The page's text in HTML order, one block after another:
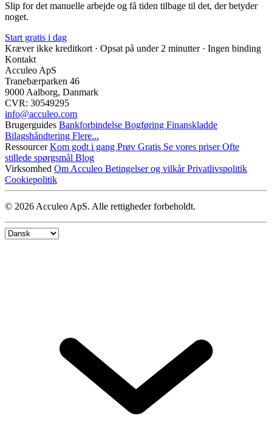
Slip for det manuelle arbejde og få tiden tilbage til det, der betyder
noget.
Start gratis i dag
Kræver ikke kreditkort · Opsat på under 2 minutter · Ingen binding
Kontakt
Acculeo ApS
Tranebærparken 46
9000 Aalborg, Danmark
CVR: 30549295
info@​acculeo.com
Brugerguides Bankforbindelse Bogføring Finanskladde
Bilagshåndtering Flere...
RessourcerKom godt i gang Prøv Gratis Se vores priserOfte
stillede spørgsmål Blog
Virksomhed Om Acculeo Betingelser og vilkårPrivatlivspolitik
Cookiepolitik
© 2026 Acculeo ApS. Alle rettigheder forbeholdt.